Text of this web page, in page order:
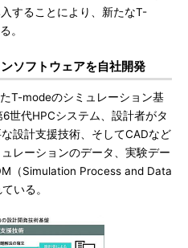
することにより、新たなT-
。
ソフトウェアを自社開発
T-modeのシミュレーション基
世代HPCシステム、設計者がタ
設計支援技術、そしてCADなど
レーションのデータ、実験デー
（Simulation Process and Data
いる。